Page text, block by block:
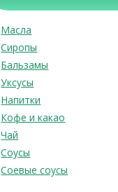
Масла
Сиропы
Бальзамы
Уксусы
Напитки
Кофе и какао
Чай
Соусы
Соевые соусы